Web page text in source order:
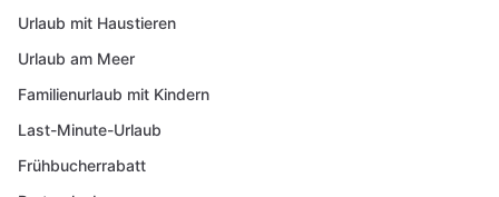
Urlaub mit Haustieren
Urlaub am Meer
Familienurlaub mit Kindern
Last-Minute-Urlaub
Frühbucherrabatt